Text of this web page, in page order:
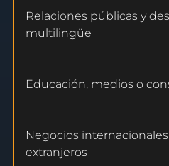
Relaciones públicas y
multilingüe
Educación, medios o
Negocios
extranjeros